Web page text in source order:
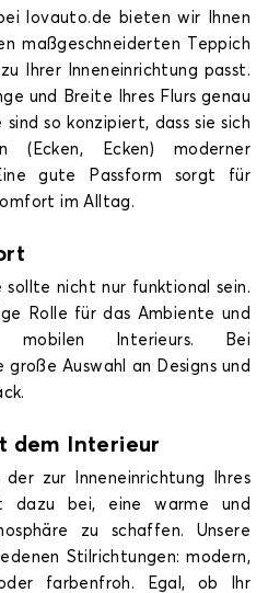
lovauto.de bieten wir Ihnen
maßgeschneiderten Teppich
Ihrer Inneneinrichtung passt.
und Breite Ihres Flurs genau
sind so konzipiert, dass sie sich
(Ecken, Ecken) moderner
gute Passform sorgt für
im Alltag.
sollte nicht nur funktional sein.
Rolle für das Ambiente und
Interieurs. Bei
Auswahl an Designs und
dem Interieur
der zur Inneneinrichtung Ihres
dazu bei, eine warme und
zu schaffen. Unsere
Stilrichtungen: modern,
oder farbenfroh. Egal, ob Ihr